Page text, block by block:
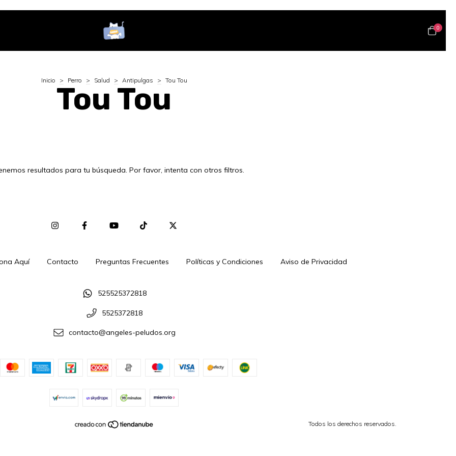
0
Inicio > Perro > Salud > Antipulgas > Tou Tou
Tou Tou
resultados para tu búsqueda. Por favor, intenta con otros filtros.
Aquí Contacto Preguntas Frecuentes Políticas y Condiciones Aviso de Privacidad
525525372818
5525372818
contacto@angeles-peludos.org
Todos los derechos reservados.